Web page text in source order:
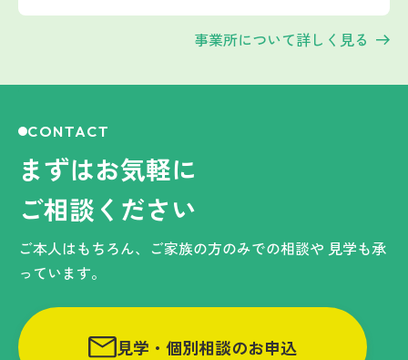
事業所について詳しく見る
CONTACT
まずはお気軽に
ご相談ください
ご本人はもちろん、ご家族の方のみでの相談や 見学も承
っています。
見学・個別相談のお申込